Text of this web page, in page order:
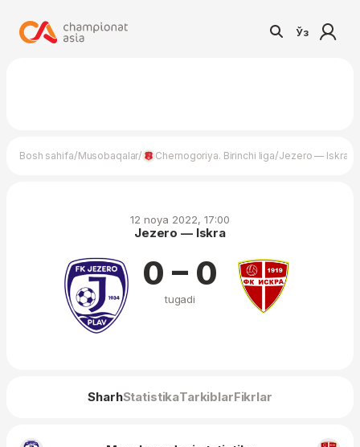
Ўз
Bosh sahifa/Musobaqalar/ Chernogoriya. Birinchi liga/Jezero — Iskra
12 noya 2022, 17:00
Jezero — Iskra
0 – 0
tugadi
SharhStatistikaTarkiblarFikrlar